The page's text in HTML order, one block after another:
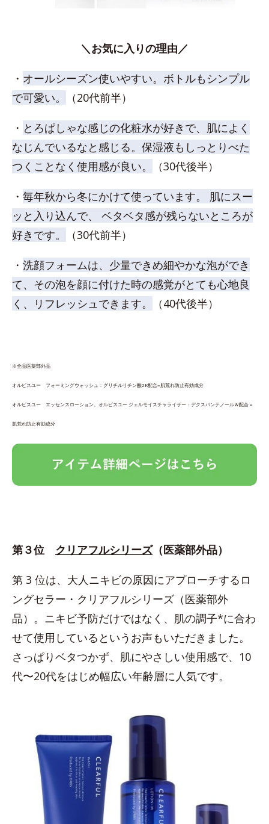
＼お気に入りの理由／
・ オールシーズン使いやすい。ボトルもシンプル
で可愛い。
（20代前半）
・ とろぱしゃな感じの化粧水が好きで、肌によく
なじんでいるなと感じる。保湿液もしっとりべた
つくことなく使用感が良い。
（30代後半）
・ 毎年秋から冬にかけて使っています。 肌にスー
ッと入り込んで、 ベタベタ感が残らないところが
好きです。
（30代前半）
・ 洗顔フォームは、少量できめ細やかな泡ができ
て、その泡を顔に付けた時の感覚がとても心地良
く、リフレッシュできます。
（40代後半）
※全品医薬部外品
オルビスユー フォーミングウォッシュ：グリチルリチン酸2K配合=肌荒れ防止有効成分
オルビスユー エッセンスローション、オルビスユー ジェルモイスチャライザー：デクスパンテノールＷ配合＝
肌荒れ防止有効成分
第３位 クリアフルシリーズ（医薬部外品）
第 3 位は、大人ニキビの原因にアプローチするロ
ングセラー・クリアフルシリーズ（医薬部外
品）。ニキビ予防だけではなく、肌の調子*に合わ
せて使用しているというお声もいただきました。
さっぱりベタつかず、肌にやさしい使用感で、10
代〜20代をはじめ幅広い年齢層に人気です。